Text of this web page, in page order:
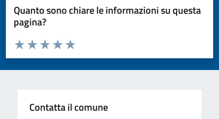
Quanto sono chiare le informazioni su questa
pagina?
Valuta da 1 a 5 stelle la pagina
Valuta 5 stelle su 5
Valuta 4 stelle su 5
Valuta 3 stelle su 5
Valuta 2 stelle su 5
Valuta 1 stelle su 5
Contatta il comune